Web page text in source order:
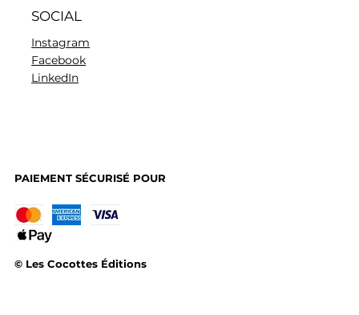
SOCIAL
Instagram
Facebook
LinkedIn
© Les Cocottes Éditions
PAIEMENT SÉCURISÉ POUR